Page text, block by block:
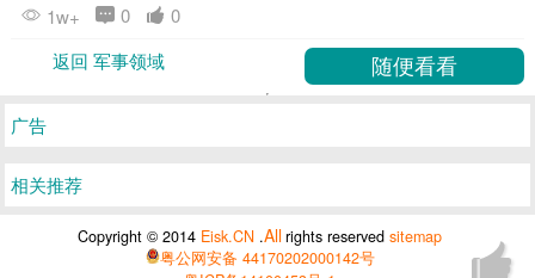
1w+ 0
0
返回 军事领域
广告
相关推荐
Copyright © 2014 Eisk.CN .Allrights reservedsitemap
粤公网安备 44170202000142号